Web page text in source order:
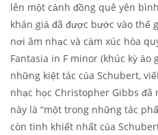
lên một cảnh đồng quê yên
khán giả đã được bước vào thế
nơi âm nhạc và cảm xúc hòa
Fantasia in F minor (khúc kỳ ảo
những kiệt tác của Schubert,
nhạc học Christopher Gibbs
này là “một trong những tác
còn tinh khiết nhất của